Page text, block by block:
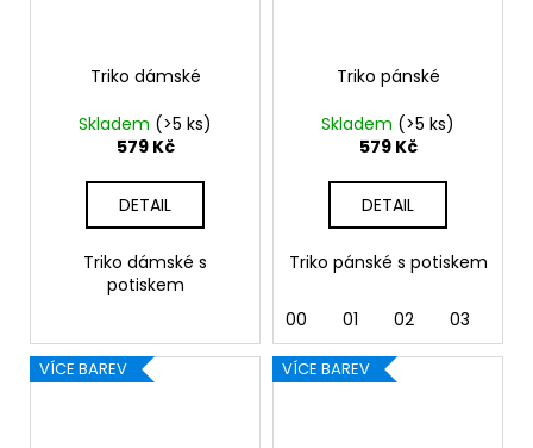
Triko dámské
Skladem (>5 ks)
579 Kč
DETAIL
Triko dámské s
potiskem
Triko pánské
Skladem (>5 ks)
579 Kč
DETAIL
Triko pánské s potiskem
00 01 02 03
VÍCE BAREV VÍCE BAREV